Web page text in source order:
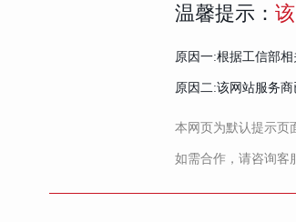
温馨提示：
原因一:根据工信部
原因二:该网站服务
本网页为默认提示页
如需合作，请咨询客